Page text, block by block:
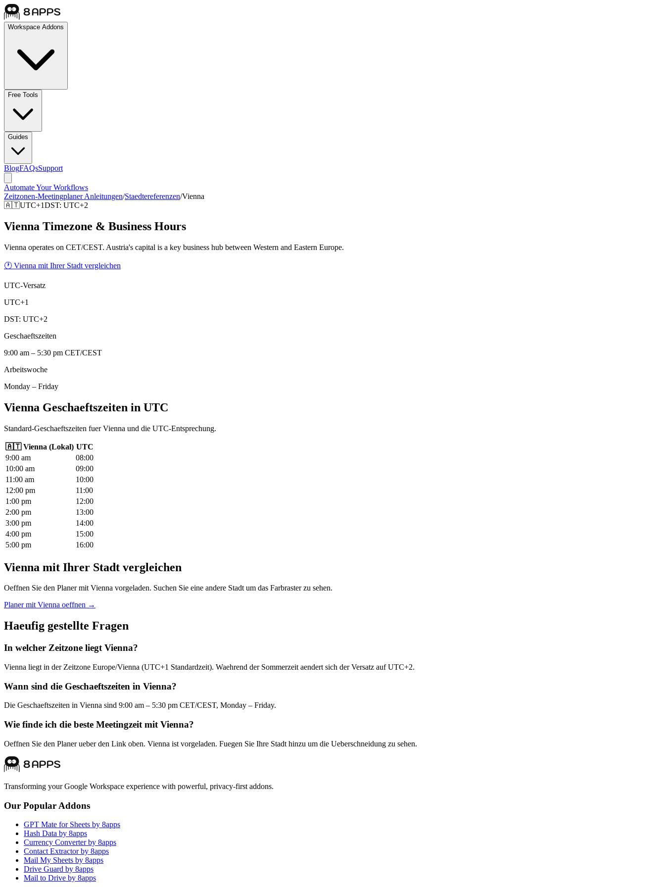
Workspace Addons
Free Tools
Guides
BlogFAQsSupport
Automate Your Workflows
Zeitzonen-Meetingplaner Anleitungen/Staedtereferenzen/Vienna
🇦🇹UTC+1DST: UTC+2
Vienna Timezone & Business Hours
Vienna operates on CET/CEST. Austria's capital is a key business hub between Western and Eastern Europe.
🕐 Vienna mit Ihrer Stadt vergleichen
UTC-Versatz
UTC+1
DST: UTC+2
Geschaeftszeiten
9:00 am – 5:30 pm CET/CEST
Arbeitswoche
Monday – Friday
Vienna Geschaeftszeiten in UTC
Standard-Geschaeftszeiten fuer Vienna und die UTC-Entsprechung.
🇦🇹 Vienna (Lokal) UTC
9:00 am 08:00
10:00 am 09:00
11 :00 am 10:00
12:00 pm 11 :00
1 :00 pm 12:00
2:00 pm 13:00
3:00 pm 14:00
4:00 pm 15:00
5:00 pm 16:00
Vienna mit Ihrer Stadt vergleichen
Oeffnen Sie den Planer mit Vienna vorgeladen. Suchen Sie eine andere Stadt um das Farbraster zu sehen.
Planer mit Vienna oeffnen →
Haeufig gestellte Fragen
In welcher Zeitzone liegt Vienna?
Vienna liegt in der Zeitzone Europe/Vienna (UTC+1 Standardzeit). Waehrend der Sommerzeit aendert sich der Versatz auf UTC+2.
Wann sind die Geschaeftszeiten in Vienna?
Die Geschaeftszeiten in Vienna sind 9:00 am – 5:30 pm CET/CEST, Monday – Friday.
Wie finde ich die beste Meetingzeit mit Vienna?
Oeffnen Sie den Planer ueber den Link oben. Vienna ist vorgeladen. Fuegen Sie Ihre Stadt hinzu um die Ueberschneidung zu sehen.
Transforming your Google Workspace experience with powerful, privacy-first addons.
Our Popular Addons
GPT Mate for Sheets by 8apps
Hash Data by 8apps
Currency Converter by 8apps
Contact Extractor by 8apps
Mail My Sheets by 8apps
Drive Guard by 8apps
Mail to Drive by 8apps